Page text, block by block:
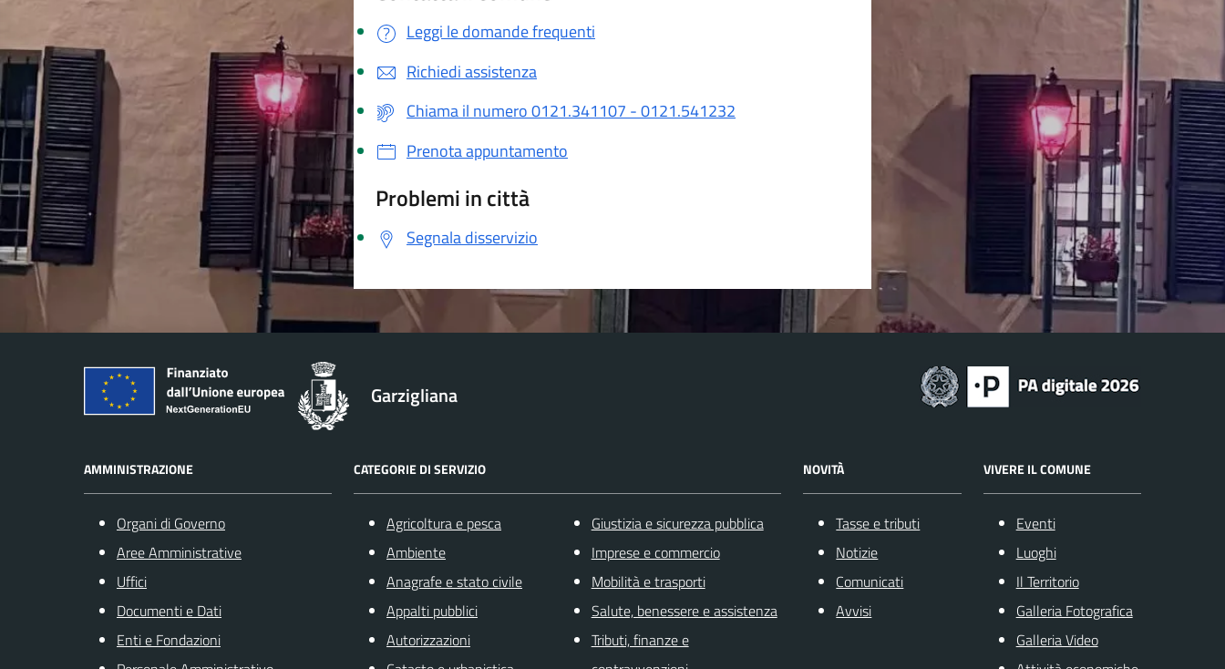
Leggi le domande frequenti
Richiedi assistenza
Chiama il numero 0121.341107 - 0121.541232
Prenota appuntamento
Problemi in città
Segnala disservizio
Garzigliana
AMMINISTRAZIONE
Organi di Governo
Aree Amministrative
Uffici
Documenti e Dati
Enti e Fondazioni
CATEGORIE DI SERVIZIO
Agricoltura e pesca
Ambiente
Anagrafe e stato civile
Appalti pubblici
Autorizzazioni
Giustizia e sicurezza pubblica
Imprese e commercio
Mobilità e trasporti
Salute, benessere e assistenza
Tributi, finanze e
NOVITÀ
Tasse e tributi
Notizie
Comunicati
Avvisi
VIVERE IL COMUNE
Eventi
Luoghi
Il Territorio
Galleria Fotografica
Galleria Video